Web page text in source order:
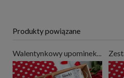
Produkty powiązane
Walentynkowy upominek - "Kocham Cię"